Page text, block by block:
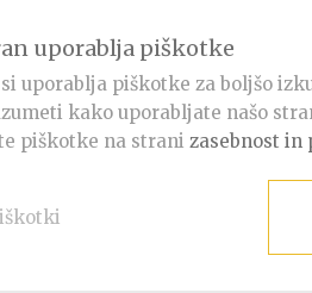
uporablja piškotke
uporablja piškotke za boljšo
kako uporabljate našo
piškotke na strani zasebnost in